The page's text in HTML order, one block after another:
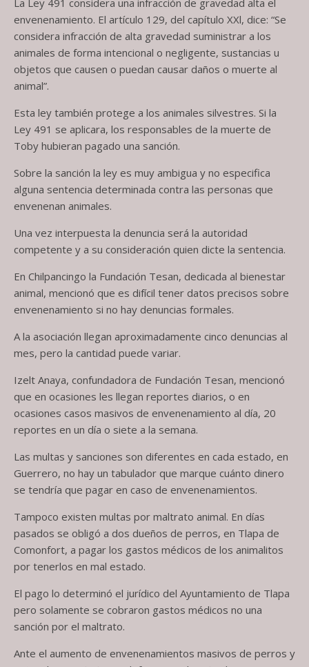
envenenamiento. El artículo 129, del capítulo XXl, dice: “Se
considera infracción de alta gravedad suministrar a los
animales de forma intencional o negligente, sustancias u
objetos que causen o puedan causar daños o muerte al
animal”.
Esta ley también protege a los animales silvestres. Si la
Ley 491 se aplicara, los responsables de la muerte de
Toby hubieran pagado una sanción.
Sobre la sanción la ley es muy ambigua y no especifica
alguna sentencia determinada contra las personas que
envenenan animales.
Una vez interpuesta la denuncia será la autoridad
competente y a su consideración quien dicte la sentencia.
En Chilpancingo la Fundación Tesan, dedicada al bienestar
animal, mencionó que es difícil tener datos precisos sobre
envenenamiento si no hay denuncias formales.
A la asociación llegan aproximadamente cinco denuncias al
mes, pero la cantidad puede variar.
Izelt Anaya, confundadora de Fundación Tesan, mencionó
que en ocasiones les llegan reportes diarios, o en
ocasiones casos masivos de envenenamiento al día, 20
reportes en un día o siete a la semana.
Las multas y sanciones son diferentes en cada estado, en
Guerrero, no hay un tabulador que marque cuánto dinero
se tendría que pagar en caso de envenenamientos.
Tampoco existen multas por maltrato animal. En días
pasados se obligó a dos dueños de perros, en Tlapa de
Comonfort, a pagar los gastos médicos de los animalitos
por tenerlos en mal estado.
El pago lo determinó el jurídico del Ayuntamiento de Tlapa
pero solamente se cobraron gastos médicos no una
sanción por el maltrato.
Ante el aumento de envenenamientos masivos de perros y